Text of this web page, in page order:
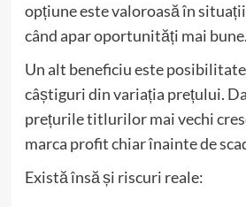
opțiune este valoroasă în
când apar oportunități mai bune.
Un alt beneficiu este
câștiguri din variația prețului.
prețurile titlurilor mai vechi
marca profit chiar înainte de
Există însă și riscuri reale: